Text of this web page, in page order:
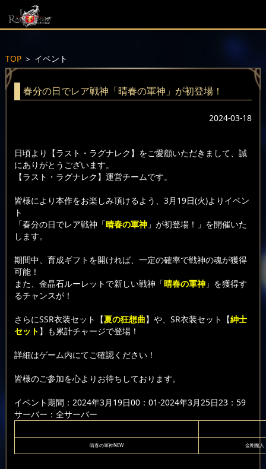
TOP＞ イベント
春分の日でレア戦神「晴春の軍神」が初登場！
2024-03-18
日頃より【ラスト・ラグナレク】をご愛顧いただきまして、誠
にありがとうございます。
【ラスト・ラグナレク】運営チームです。
皆様により本作をお楽しみ頂けるよう、3月19日(火)よりイベン
ト
「春分の日でレア戦神「晴春の軍神」が初登場！」を開催いた
します。
期間中、育成ギフトを開ければ、一定の確率で戦神の魂が獲得
可能！
また、金晶石ルーレットで新しい戦神「晴春の軍神」を獲得す
るチャンスが！
さらにSSR衣装セット【夏の狂想曲】や、SR衣装セット【紳士
セット 】も累計チャージで登場！
詳細はゲーム内にてご確認ください！
皆様のご参加を心よりお待ちしております。
イベント期間：2024年3月19日00：01-2024年3月25日23：59
サーバー：全サーバー
晴春の軍神NEW 金剛魔人